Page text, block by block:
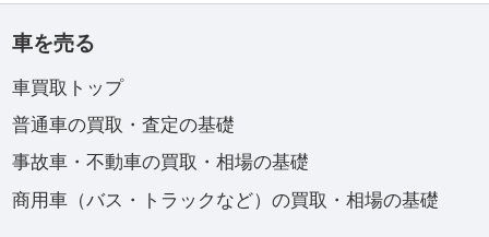
車を売る
車買取トップ
普通車の買取・査定の基礎
事故車・不動車の買取・相場の基礎
商用車（バス・トラックなど）の買取・相場の基礎